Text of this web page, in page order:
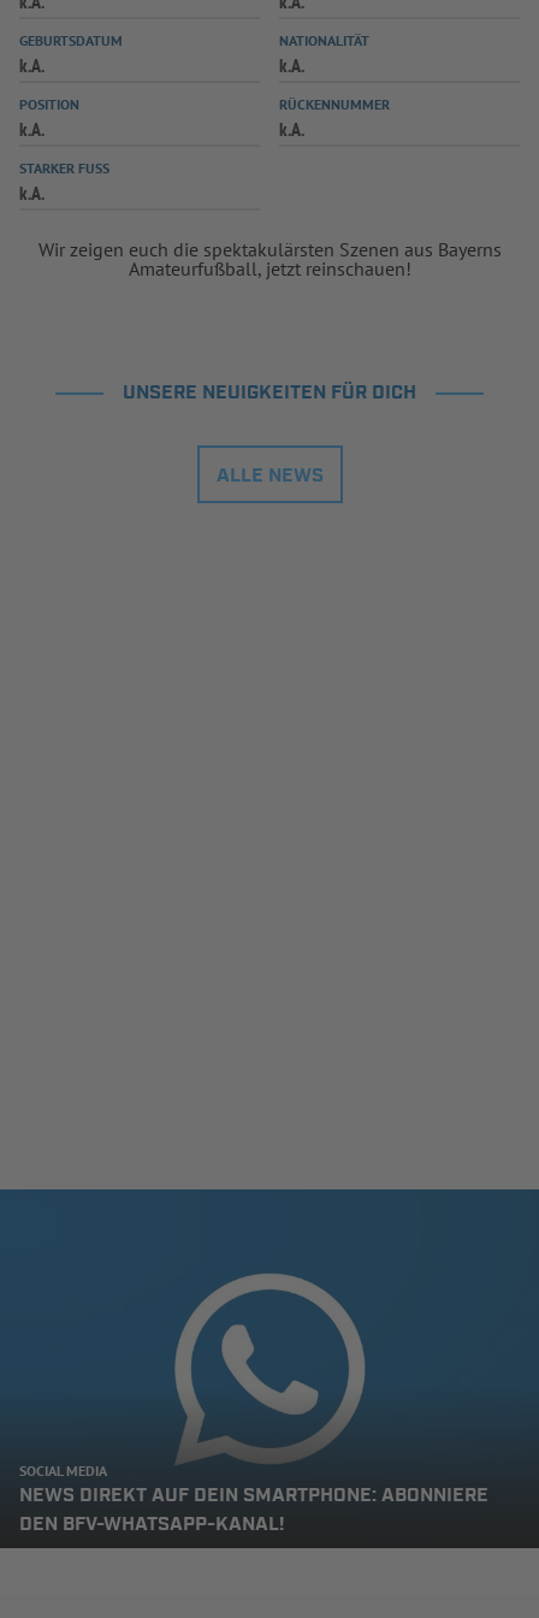
SPIELPLUS
GEBURTSDATUM
k.A.
NATIONALITÄT
k.A.
POSITION
k.A.
RÜCKENNUMMER
k.A.
STARKER FUSS
k.A.
Wir zeigen euch die spektakulärsten Szenen aus Bayerns
Amateurfußball, jetzt reinschauen!
UNSERE NEUIGKEITEN FÜR DICH
ALLE NEWS
SOCIAL MEDIA
NEWS DIREKT AUF DEIN SMARTPHONE: ABONNIERE
DEN BFV-WHATSAPP-KANAL!